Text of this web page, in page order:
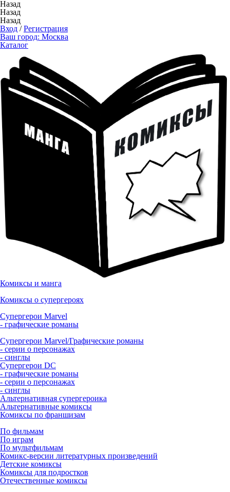
Назад
Назад
Назад
Вход /Регистрация
Ваш город: Москва
Каталог
Комиксы и манга
Комиксы о супергероях
Супергерои Marvel
- графические романы
Супергерои Marvel/Графические романы
- серии о персонажах
- синглы
Супергерои DC
- графические романы
- серии о персонажах
- синглы
Альтернативная супергероика
Альтернативные комиксы
Комиксы по франшизам
По фильмам
По играм
По мультфильмам
Комикс-версии литературных произведений
Детские комиксы
Комиксы для подростков
Отечественные комиксы